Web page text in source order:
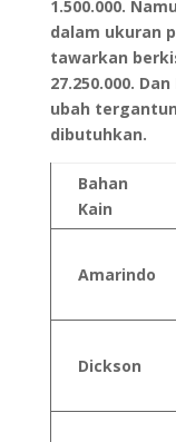
1.500.000.
dalam ukuran
tawarkan
27.250.000.
ubah
dibutuhkan.
Bahan
Kain
Amarindo
Dickson